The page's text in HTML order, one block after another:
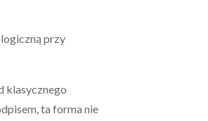
przy
klasycznego
ta forma nie